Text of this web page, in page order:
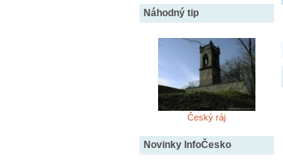
Náhodný tip
Český ráj
Novinky InfoČesko